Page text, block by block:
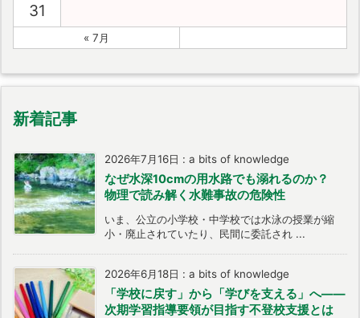
31
« 7月
新着記事
2026年7月16日 : a bits of knowledge
なぜ水深10cmの用水路でも溺れるのか？
物理で読み解く水難事故の危険性
いま、公立の小学校・中学校では水泳の授業が縮
小・廃止されていたり、民間に委託され ...
2026年6月18日 : a bits of knowledge
「学校に戻す」から「学びを支える」へ――
次期学習指導要領が目指す不登校支援とは